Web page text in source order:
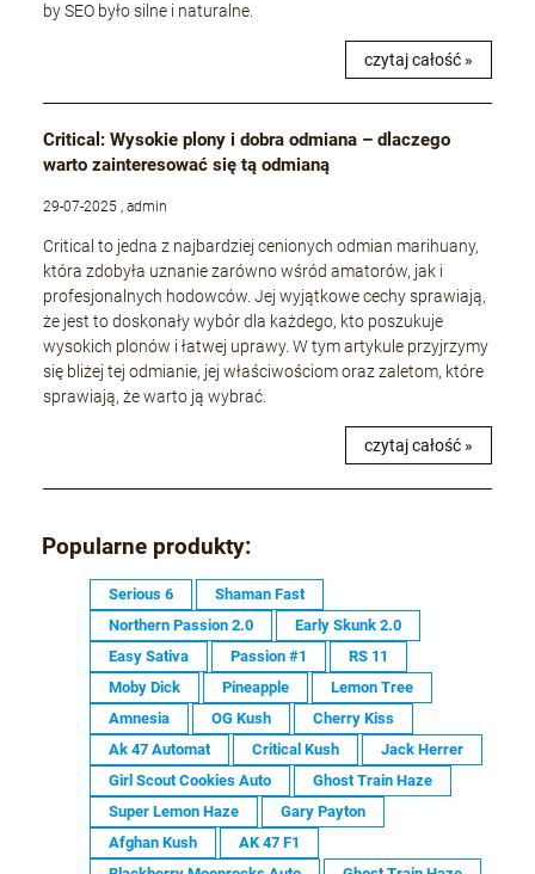
by SEO było silne i naturalne.
czytaj całość »
Critical: Wysokie plony i dobra odmiana – dlaczego
warto zainteresować się tą odmianą
29-07-2025 , admin
Critical to jedna z najbardziej cenionych odmian marihuany,
która zdobyła uznanie zarówno wśród amatorów, jak i
profesjonalnych hodowców. Jej wyjątkowe cechy sprawiają,
że jest to doskonały wybór dla każdego, kto poszukuje
wysokich plonów i łatwej uprawy. W tym artykule przyjrzymy
się bliżej tej odmianie, jej właściwościom oraz zaletom, które
sprawiają, że warto ją wybrać.
czytaj całość »
Popularne produkty:
Serious 6
Shaman Fast
Northern Passion 2.0
Early Skunk 2.0
Easy Sativa
Passion #1
RS 11
Moby Dick
Pineapple
Lemon Tree
Amnesia
OG Kush
Cherry Kiss
Ak 47 Automat
Critical Kush
Jack Herrer
Girl Scout Cookies Auto
Ghost Train Haze
Super Lemon Haze
Gary Payton
Afghan Kush
AK 47 F1